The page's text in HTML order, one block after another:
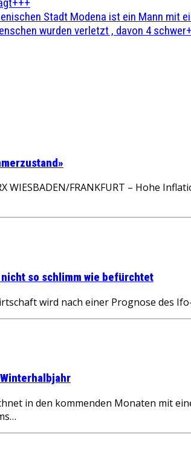
Stadt Modena ist ein Mann mit
wurden verletzt , davon 4
WIESBADEN/FRANKFURT – Hohe
so schlimm wie befürchtet
wird nach einer Prognose des
in den kommenden Monaten mit